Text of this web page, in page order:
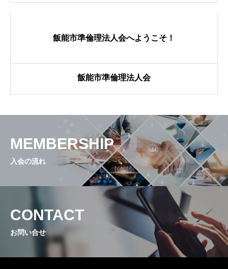
飯能市準倫理法人会へようこそ！
飯能市準倫理法人会
MEMBERSHIP
入会の流れ
CONTACT
お問い合せ